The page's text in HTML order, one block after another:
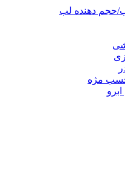
حجم دهنده لب
مژه